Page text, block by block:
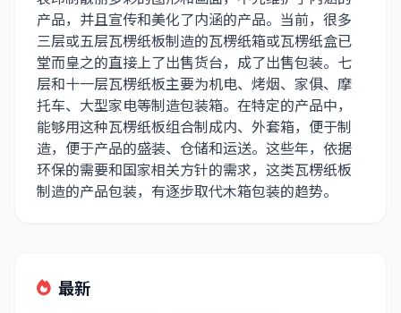
产品，并且宣传和美化了内涵的产品。当前，很多
三层或五层瓦楞纸板制造的瓦楞纸箱或瓦楞纸盒已
堂而皇之的直接上了出售货台，成了出售包装。七
层和十一层瓦楞纸板主要为机电、烤烟、家俱、摩
托车、大型家电等制造包装箱。在特定的产品中，
能够用这种瓦楞纸板组合制成内、外套箱，便于制
造，便于产品的盛装、仓储和运送。这些年，依据
环保的需要和国家相关方针的需求，这类瓦楞纸板
制造的产品包装，有逐步取代木箱包装的趋势。
最新